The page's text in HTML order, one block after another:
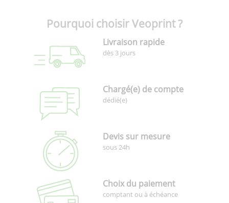
Pourquoi choisir Veoprint ?
Livraison rapide
dès 3 jours
Chargé(e) de compte
dédié(e)
Devis sur mesure
sous 24h
Choix du paiement
comptant ou à échéance